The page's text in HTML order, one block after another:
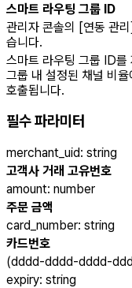
스마트 라우팅 그룹 ID
관리자 콘솔의 [연동 관
습니다.
스마트 라우팅 그룹 ID를
그룹 내 설정된 채널 비
호출됩니다.
필수 파라미터
merchant_uid: string
고객사 거래 고유번호
amount: number
주문 금액
card_number: string
카드번호
(dddd-dddd-dddd-
expiry: string